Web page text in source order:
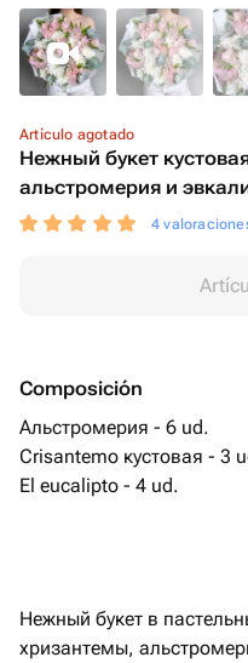
Artículo agotado
Нежный букет
альстромерия и
4
Composición
Альстромерия - 6 ud.
Crisantemo кустовая - 3
El eucalipto - 4 ud.
Нежный букет в
хризантемы,